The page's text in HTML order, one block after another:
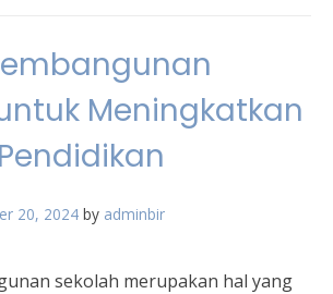
Meningkatkan
20, 2024 by adminbir
sekolah merupakan hal yang